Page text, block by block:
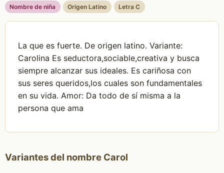
Nombre de niña Origen Latino Letra C
La que es fuerte. De origen latino. Variante:
Carolina Es seductora,sociable,creativa y busca
siempre alcanzar sus ideales. Es cariñosa con
sus seres queridos,los cuales son fundamentales
en su vida. Amor: Da todo de sí misma a la
persona que ama
Variantes del nombre Carol